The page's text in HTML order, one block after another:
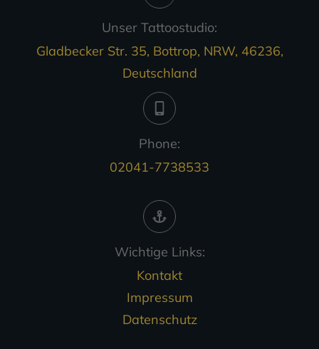
Unser Tattoostudio:
Gladbecker Str. 35, Bottrop, NRW, 46236,
Deutschland
Phone:
02041-7738533
Wichtige Links:
Kontakt
Impressum
Datenschutz